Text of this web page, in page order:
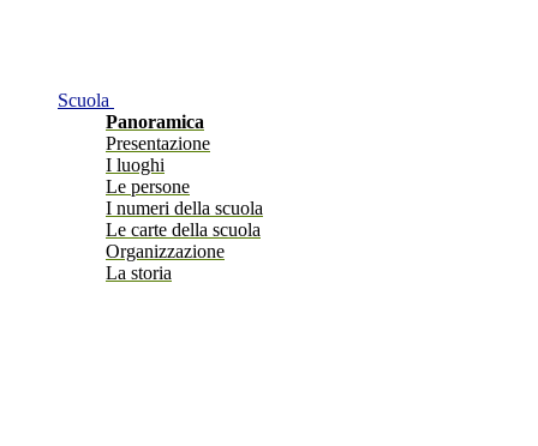
Scuola
Panoramica
Presentazione
I luoghi
Le persone
I numeri della scuola
Le carte della scuola
Organizzazione
La storia